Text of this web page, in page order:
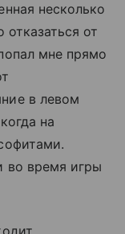
несколько
отказаться от
мне прямо
в левом
на
во время игры